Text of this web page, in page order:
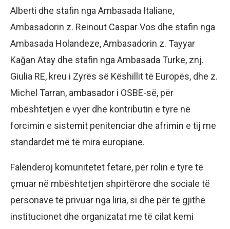
Alberti dhe stafin nga Ambasada Italiane,
Ambasadorin z. Reinout Caspar Vos dhe stafin nga
Ambasada Holandeze, Ambasadorin z. Tayyar
Kağan Atay dhe stafin nga Ambasada Turke, znj.
Giulia RE, kreu i Zyrës së Këshillit të Europës, dhe z.
Michel Tarran, ambasador i OSBE-së, për
mbështetjen e vyer dhe kontributin e tyre në
forcimin e sistemit penitenciar dhe afrimin e tij me
standardet më të mira europiane.
Falënderoj komunitetet fetare, për rolin e tyre të
çmuar në mbështetjen shpirtërore dhe sociale të
personave të privuar nga liria, si dhe për të gjithë
institucionet dhe organizatat me të cilat kemi